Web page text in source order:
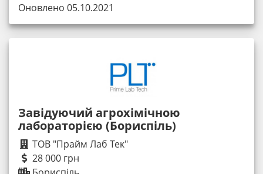
Оновлено 05.10.2021
Завідуючий агрохімічною
лабораторією (Бориспіль)
ТОВ "Прайм Лаб Тек"
28 000 грн